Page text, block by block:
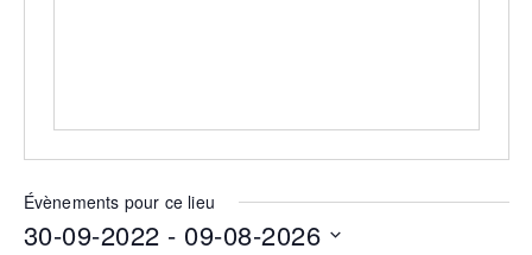
Évènements pour ce lieu
30-09-2022 - 09-08-2026